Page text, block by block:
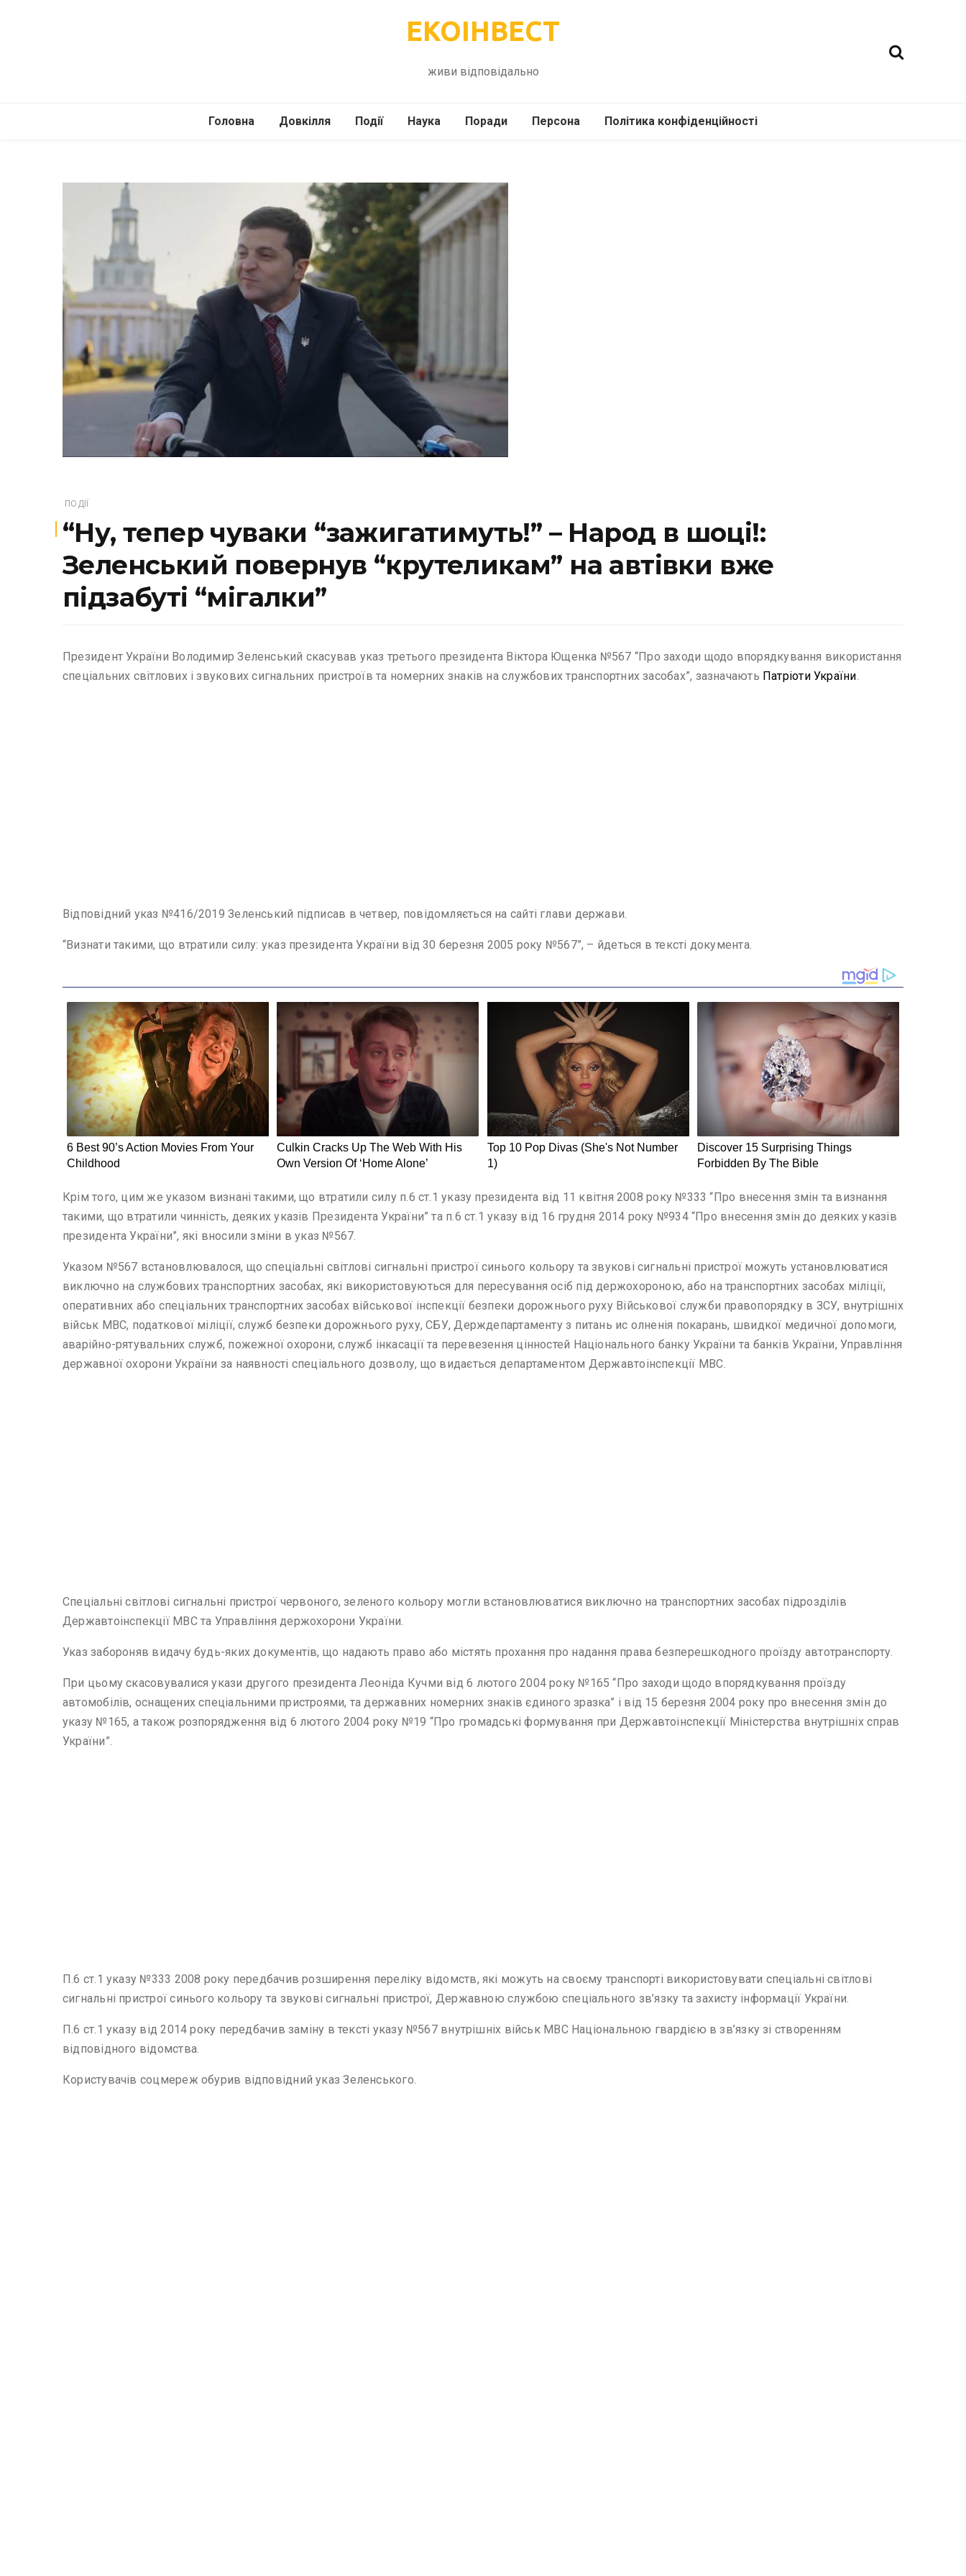
ЕКОІНВЕСТ
живи відповідально
Головна Довкілля
Подорожі
Події
Інше
Наука
Психологія
Технології
Поради
Здоров’я
Сад-Город
Персона Політика конфіденційності
ПОДІЇ
“Ну, тепер чуваки “зажигатимуть!” – Народ в шоці!:
Зеленський повернув “крутеликам” на автівки вже
підзабуті “мігалки”
Президент України Володимир Зеленський скасував указ третього президента Віктора Ющенка №567 “Про заходи щодо впорядкування використання
спеціальних світлових і звукових сигнальних пристроїв та номерних знаків на службових транспортних засобах”, зазначають Патріоти України.
Відповідний указ №416/2019 Зеленський підписав в четвер, повідомляється на сайті глави держави.
“Визнати такими, що втратили силу: указ президента України від 30 березня 2005 року №567”, – йдеться в тексті документа.
Крім того, цим же указом визнані такими, що втратили силу п.6 ст.1 указу президента від 11 квітня 2008 року №333 “Про внесення змін та визнання
такими, що втратили чинність, деяких указів Президента України” та п.6 ст.1 указу від 16 грудня 2014 року №934 “Про внесення змін до деяких указів
президента України”, які вносили зміни в указ №567.
Указом №567 встановлювалося, що спеціальні світлові сигнальні пристрої синього кольору та звукові сигнальні пристрої можуть установлюватися
виключно на службових транспортних засобах, які використовуються для пересування осіб під держохороною, або на транспортних засобах міліції,
оперативних або спеціальних транспортних засобах військової інспекції безпеки дорожнього руху Військової служби правопорядку в ЗСУ, внутрішніх
військ МВС, податкової міліції, служб безпеки дорожнього руху, СБУ, Держдепартаменту з питань ис олненія покарань, швидкої медичної допомоги,
аварійно-рятувальних служб, пожежної охорони, служб інкасації та перевезення цінностей Національного банку України та банків України, Управління
державної охорони України за наявності спеціального дозволу, що видається департаментом Державтоінспекції МВС.
Спеціальні світлові сигнальні пристрої червоного, зеленого кольору могли встановлюватися виключно на транспортних засобах підрозділів
Державтоінспекції МВС та Управління держохорони України.
Указ забороняв видачу будь-яких документів, що надають право або містять прохання про надання права безперешкодного проїзду автотранспорту.
При цьому скасовувалися укази другого президента Леоніда Кучми від 6 лютого 2004 року №165 “Про заходи щодо впорядкування проїзду
автомобілів, оснащених спеціальними пристроями, та державних номерних знаків єдиного зразка” і від 15 березня 2004 року про внесення змін до
указу №165, а також розпорядження від 6 лютого 2004 року №19 “Про громадські формування при Державтоінспекції Міністерства внутрішніх справ
України”.
П.6 ст.1 указу №333 2008 року передбачив розширення переліку відомств, які можуть на своєму транспорті використовувати спеціальні світлові
сигнальні пристрої синього кольору та звукові сигнальні пристрої, Державною службою спеціального зв’язку та захисту інформації України.
П.6 ст.1 указу від 2014 року передбачив заміну в тексті указу №567 внутрішніх військ МВС Національною гвардією в зв’язку зі створенням
відповідного відомства.
Користувачів соцмереж обурив відповідний указ Зеленського.